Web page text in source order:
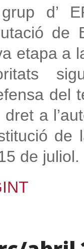
d’
de
etapa a
del
dret a
de
de juliol.